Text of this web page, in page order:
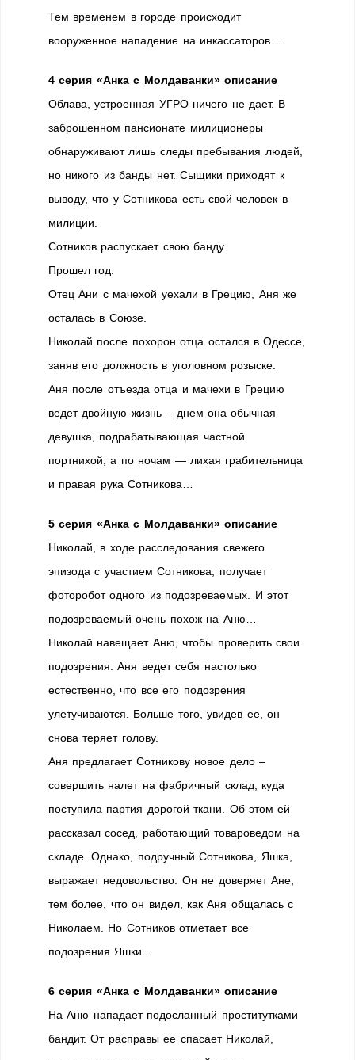
Тем временем в городе происходит
вооруженное нападение на инкассаторов…
4 серия «Анка с Молдаванки» описание
Облава, устроенная УГРО ничего не дает. В
заброшенном пансионате милиционеры
обнаруживают лишь следы пребывания людей,
но никого из банды нет. Сыщики приходят к
выводу, что у Сотникова есть свой человек в
милиции.
Сотников распускает свою банду.
Прошел год.
Отец Ани с мачехой уехали в Грецию, Аня же
осталась в Союзе.
Николай после похорон отца остался в Одессе,
заняв его должность в уголовном розыске.
Аня после отъезда отца и мачехи в Грецию
ведет двойную жизнь – днем она обычная
девушка, подрабатывающая частной
портнихой, а по ночам — лихая грабительница
и правая рука Сотникова…
5 серия «Анка с Молдаванки» описание
Николай, в ходе расследования свежего
эпизода с участием Сотникова, получает
фоторобот одного из подозреваемых. И этот
подозреваемый очень похож на Аню…
Николай навещает Аню, чтобы проверить свои
подозрения. Аня ведет себя настолько
естественно, что все его подозрения
улетучиваются. Больше того, увидев ее, он
снова теряет голову.
Аня предлагает Сотникову новое дело –
совершить налет на фабричный склад, куда
поступила партия дорогой ткани. Об этом ей
рассказал сосед, работающий товароведом на
складе. Однако, подручный Сотникова, Яшка,
выражает недовольство. Он не доверяет Ане,
тем более, что он видел, как Аня общалась с
Николаем. Но Сотников отметает все
подозрения Яшки…
6 серия «Анка с Молдаванки» описание
На Аню нападает подосланный проститутками
бандит. От расправы ее спасает Николай,